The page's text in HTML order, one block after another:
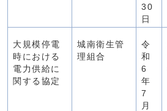
30
日
大規模停電
時における
電力供給に
関する協定
城南衛生管
理組合
令
和
6
年
7
月